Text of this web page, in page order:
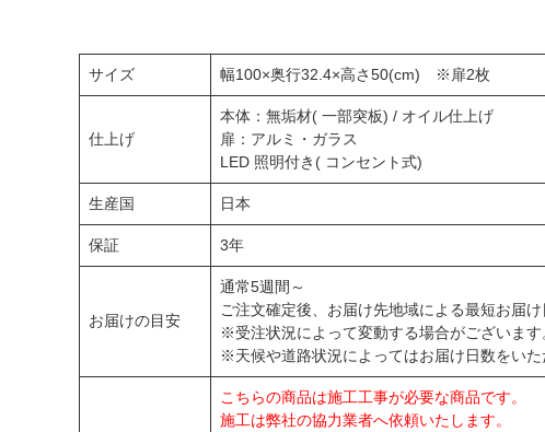
サイズ 幅100×奥行32.4×高さ50(cm) ※扉2枚
仕上げ
本体：無垢材( 一部突板) / オイル仕上げ
扉：アルミ・ガラス
LED 照明付き( コンセント式)
生産国 日本
保証 3年
お届けの目安
通常5週間～
ご注文確定後、お届け先地域による最短お届け
※受注状況によって変動する場合がございます
※天候や道路状況によってはお届け日数をいた
こちらの商品は施工工事が必要な商品です。
施工は弊社の協力業者へ依頼いたします。